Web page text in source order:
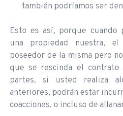
también podríamos ser
Esto es así, porque cuando
una propiedad nuestra,
poseedor de la misma pero
que se rescinda el
partes, si usted realiza
anteriores, podrán estar
coacciones, o incluso de